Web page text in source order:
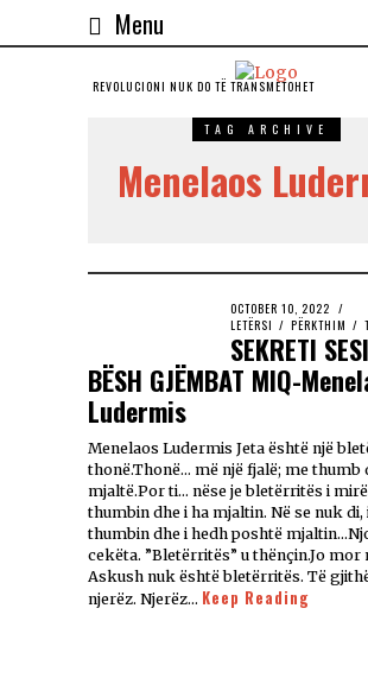
Menu
REVOLUCIONI NUK DO TЁ TRANSMETOHET
TAG ARCHIVE
Menelaos
OCTOBER 10, 2022
LETËRSI / PËRKTHIM /
SEKRETI
BËSH GJËMBAT MIQ-
Ludermis
Menelaos Ludermis Jeta është një
thonë.Thonë… më një fjalë; me thumb
mjaltë.Por ti… nëse je bletërritës i
thumbin dhe i ha mjaltin. Në se nuk di,
thumbin dhe i hedh poshtë
cekëta. ”Bletërritës” u thënçin.Jo mor
Askush nuk është bletërritës. Të
njerëz. Njerëz… Keep Reading